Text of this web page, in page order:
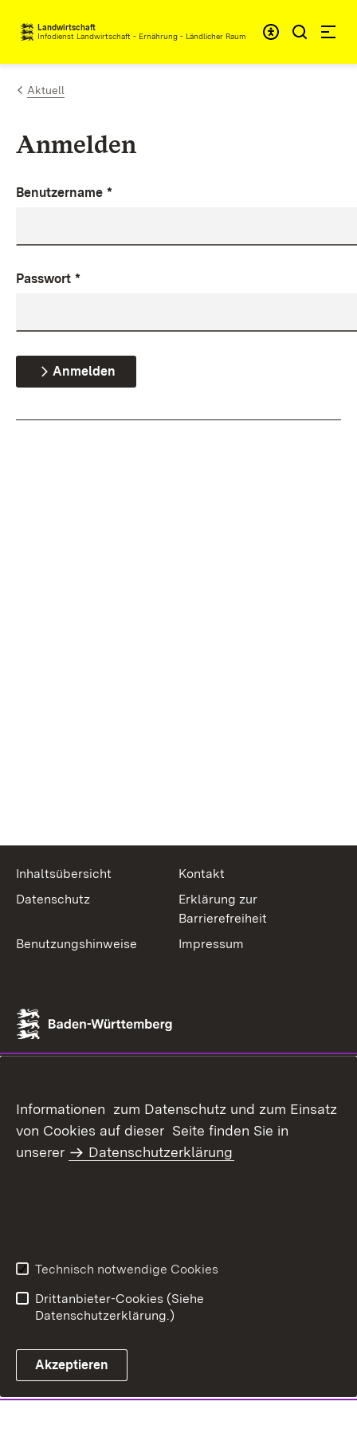
Zum Inhalt springen
Landwirtschaft
Infodienst Landwirtschaft - Ernährung - Ländlicher Raum
Aktuell
Anmelden
Benutzername *
Passwort *
Anmelden
Inhaltsübersicht
Kontakt
Datenschutz
Erklärung zur
Barrierefreiheit
Benutzungshinweise
Impressum
Informationen zum Datenschutz und zum Einsatz
von Cookies auf dieser Seite finden Sie in
unserer
Datenschutzerklärung
Technisch notwendige Cookies
Drittanbieter-Cookies (Siehe
Datenschutzerklärung.)
Akzeptieren